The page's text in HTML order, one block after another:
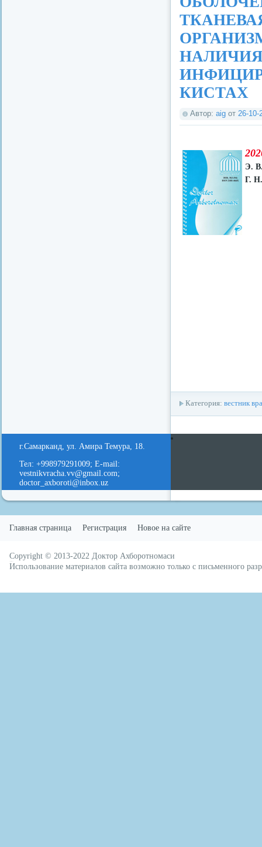
КИСТАХ
Автор: aig от 26-10-
Э.
Г.
Категория: вестник
г.Самарканд, ул. Амира Темура, 18.
Тел: +998979291009; E-mail:
vestnikvracha.vv@gmail.com;
doctor_axboroti@inbox.uz
Главная страница Регистрация Новое на сайте
Copyright © 2013-2022 Доктор Ахборотномаси
Использование материалов сайта возможно только с письменного